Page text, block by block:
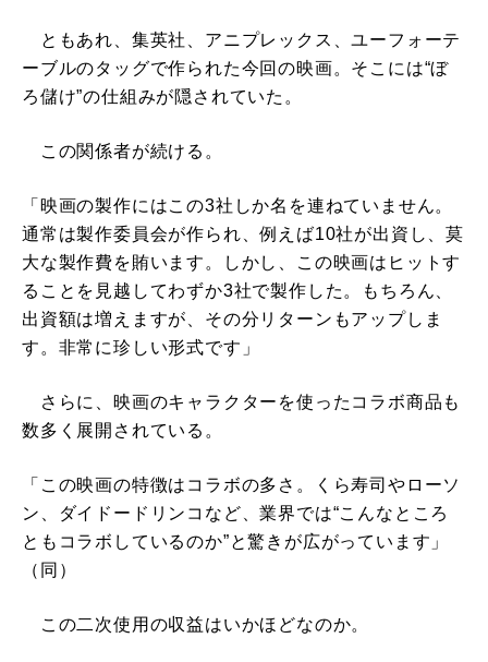
ともあれ、集英社、アニプレックス、ユーフォーテ
ーブルのタッグで作られた今回の映画。そこには“ぼ
ろ儲け”の仕組みが隠されていた。
この関係者が続ける。
「映画の製作にはこの3社しか名を連ねていません。
通常は製作委員会が作られ、例えば10社が出資し、莫
大な製作費を賄います。しかし、この映画はヒットす
ることを見越してわずか3社で製作した。もちろん、
出資額は増えますが、その分リターンもアップしま
す。非常に珍しい形式です」
さらに、映画のキャラクターを使ったコラボ商品も
数多く展開されている。
「この映画の特徴はコラボの多さ。くら寿司やローソ
ン、ダイドードリンコなど、業界では“こんなところ
ともコラボしているのか”と驚きが広がっています」
（同）
この二次使用の収益はいかほどなのか。